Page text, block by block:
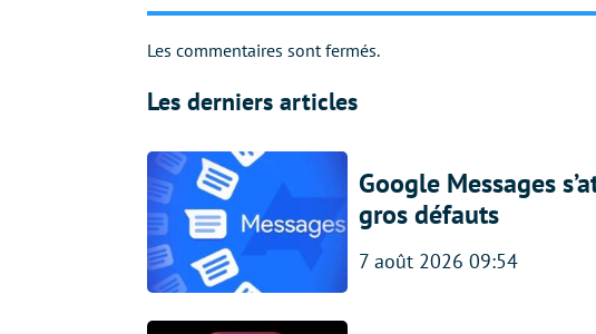
Les commentaires sont fermés.
Les derniers articles
Google Messages
gros défauts
7 août 2026 09:54